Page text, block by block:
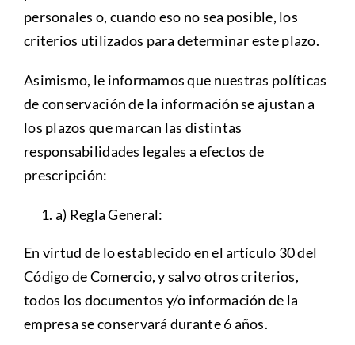
personales o, cuando eso no sea posible, los
criterios utilizados para determinar este plazo.
Asimismo, le informamos que nuestras políticas
de conservación de la información se ajustan a
los plazos que marcan las distintas
responsabilidades legales a efectos de
prescripción:
a) Regla General:
En virtud de lo establecido en el artículo 30 del
Código de Comercio, y salvo otros criterios,
todos los documentos y/o información de la
empresa se conservará durante 6 años.